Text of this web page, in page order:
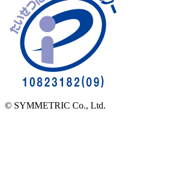
© SYMMETRIC Co., Ltd.